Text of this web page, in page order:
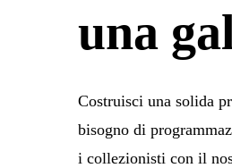
una
Costruisci una solida
bisogno di
i collezionisti con il